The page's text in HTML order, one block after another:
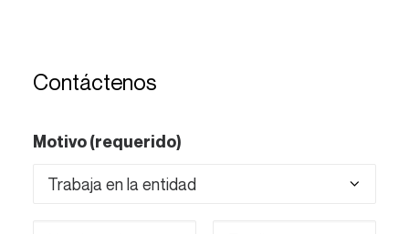
Contáctenos
Motivo (requerido)